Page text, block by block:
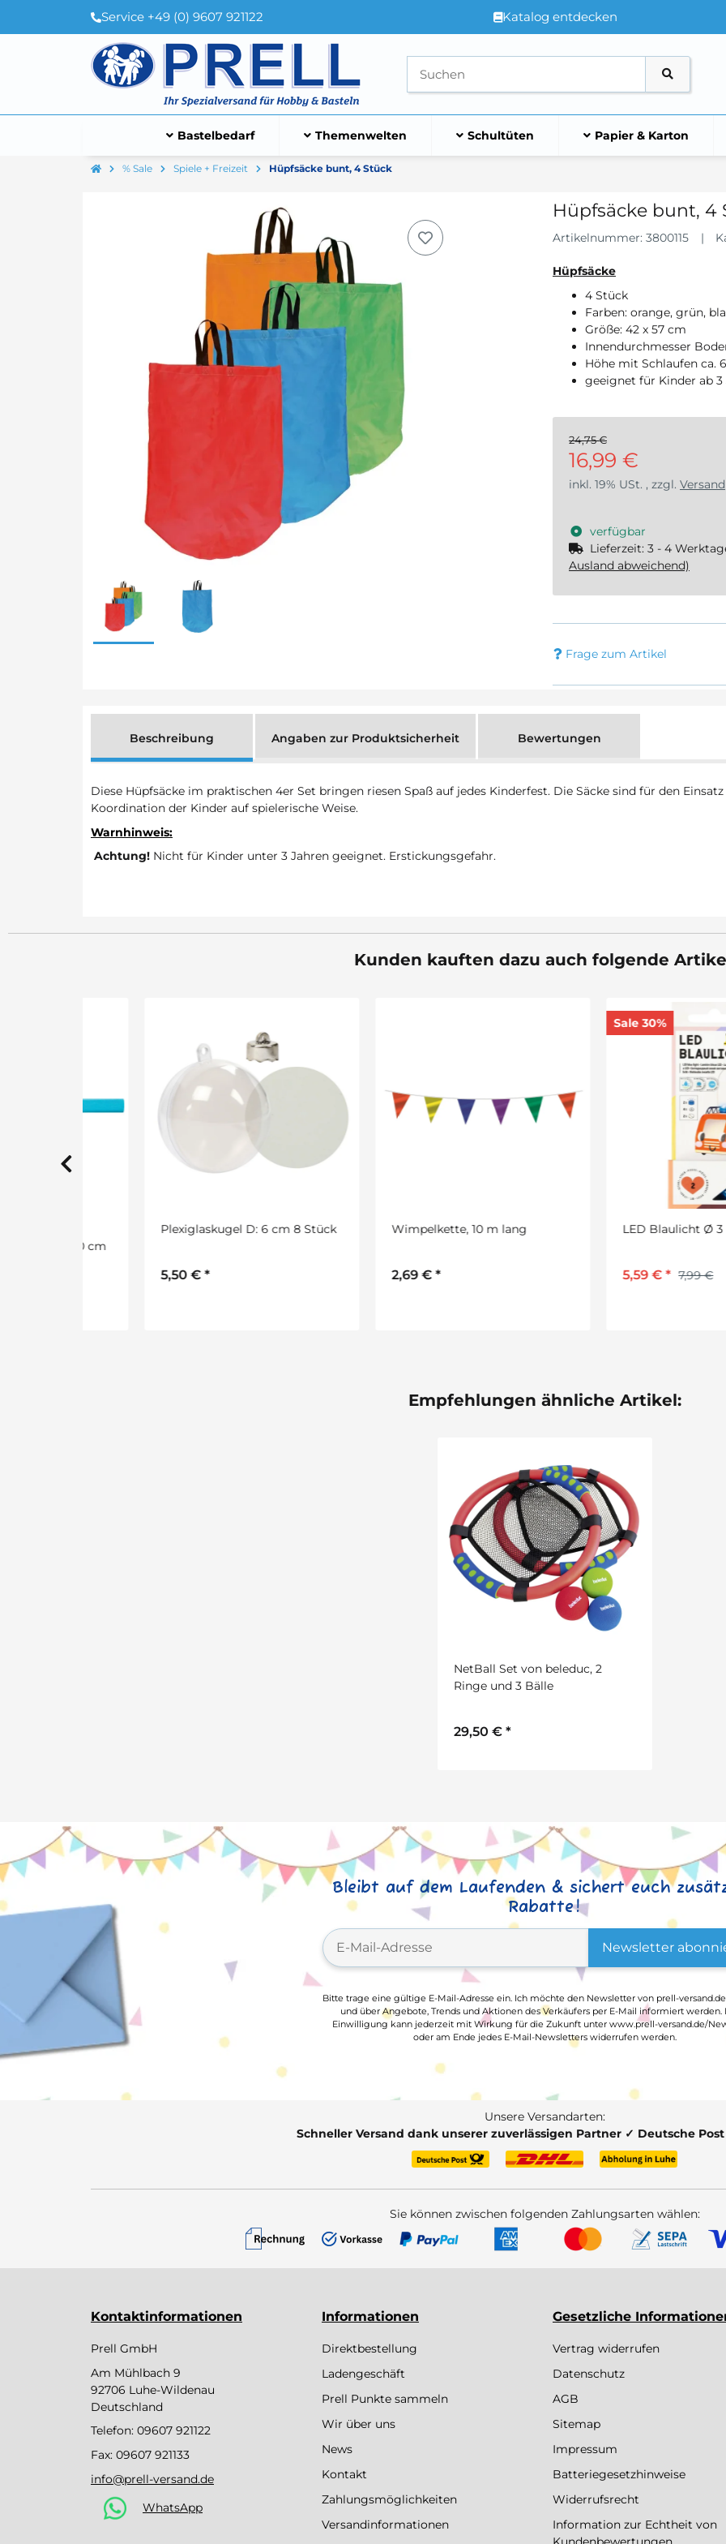
Service +49 (0) 9607 921122 Katalog entdecken
Bastelbedarf Themenwelten Schultüten Papier & Karton
% Sale Spiele + Freizeit Hüpfsäcke bunt, 4 Stück
Hüpfsäcke bunt, 4
Artikelnummer: 3800115
Hüpfsäcke
4 Stück
Farben: orange, grün,
Größe: 42 x 57 cm
Innendurchmesser
Höhe mit Schlaufen ca.
geeignet für Kinder ab 3
24,75 €
16,99 €
inkl. 19% USt. , zzgl. Versand
verfügbar
Lieferzeit: 3 - 4
Ausland abweichend)
Frage zum Artikel
Beschreibung Angaben zur Produktsicherheit Bewertungen
Diese Hüpfsäcke im praktischen 4er Set bringen riesen Spaß auf jedes Kinderfest. Die Säcke sind für den
Koordination der Kinder auf spielerische Weise.
Warnhinweis:
Achtung! Nicht für Kinder unter 3 Jahren geeignet. Erstickungsgefahr.
Kunden kauften dazu auch folgende
Plexiglaskugel D: 6 cm 8 Stück Wimpelkette, 10 m lang LED Blaulicht Ø 3 cm, 2
7,99 €
Empfehlungen ähnliche Artikel:
NetBall Set von beleduc, 2
Ringe und 3 Bälle
29,50 € *
Bleibt auf dem Laufenden & sichert euch
Rabatte!
Newsletter
Bitte trage eine gültige E-Mail-Adresse ein. Ich möchte den Newsletter von prell-
und über Angebote, Trends und Aktionen des Verkäufers per E-Mail informiert werden.
Einwilligung kann jederzeit mit Wirkung für die Zukunft unter www.prell-versand.de/
oder am Ende jedes E-Mail-Newsletters widerrufen werden.
Unsere Versandarten:
Schneller Versand dank unserer zuverlässigen Partner ✓ Deutsche
Sie können zwischen folgenden Zahlungsarten wählen:
Kontaktinformationen
Prell GmbH
Am Mühlbach 9
92706 Luhe-Wildenau
Deutschland
Telefon: 09607 921122
Fax: 09607 921133
info@prell-versand.de
WhatsApp
Informationen
Direktbestellung
Ladengeschäft
Prell Punkte sammeln
Wir über uns
News
Kontakt
Zahlungsmöglichkeiten
Versandinformationen
Gesetzliche
Vertrag widerrufen
Datenschutz
AGB
Sitemap
Impressum
Batteriegesetzhinweise
Widerrufsrecht
Information zur Echtheit von